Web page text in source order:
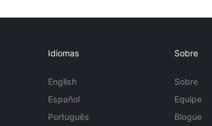
Idiomas
English
Español
Português
Sobre
Sobre
Equipe
Blogue